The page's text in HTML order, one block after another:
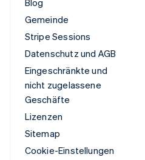
Gemeinde
Stripe Sessions
Datenschutz und AGB
Eingeschränkte und
nicht zugelassene
Geschäfte
Lizenzen
Sitemap
Cookie-Einstellungen